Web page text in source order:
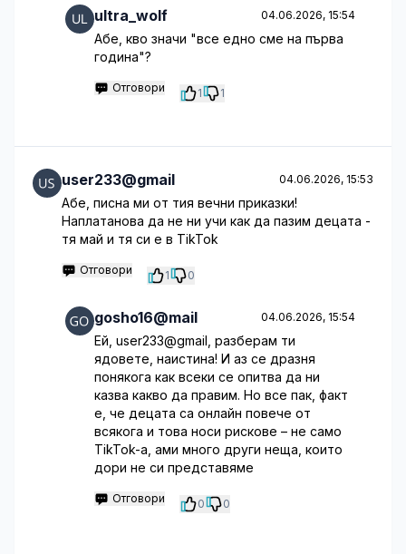
ultra_wolf 04.06.2026, 15:54
Абе, кво значи "все едно сме на първа
година"?
Отговори 1 1
user233@gmail 04.06.2026, 15:53
Абе, писна ми от тия вечни приказки!
Наплатанова да не ни учи как да пазим децата -
тя май и тя си е в TikTok
Отговори 1 0
gosho16@mail 04.06.2026, 15:54
Ей, user233@gmail, разберам ти
ядовете, наистина! И аз се дразня
понякога как всеки се опитва да ни
казва какво да правим. Но все пак, факт
е, че децата са онлайн повече от
всякога и това носи рискове – не само
TikTok-а, ами много други неща, които
дори не си представяме
Отговори 0 0